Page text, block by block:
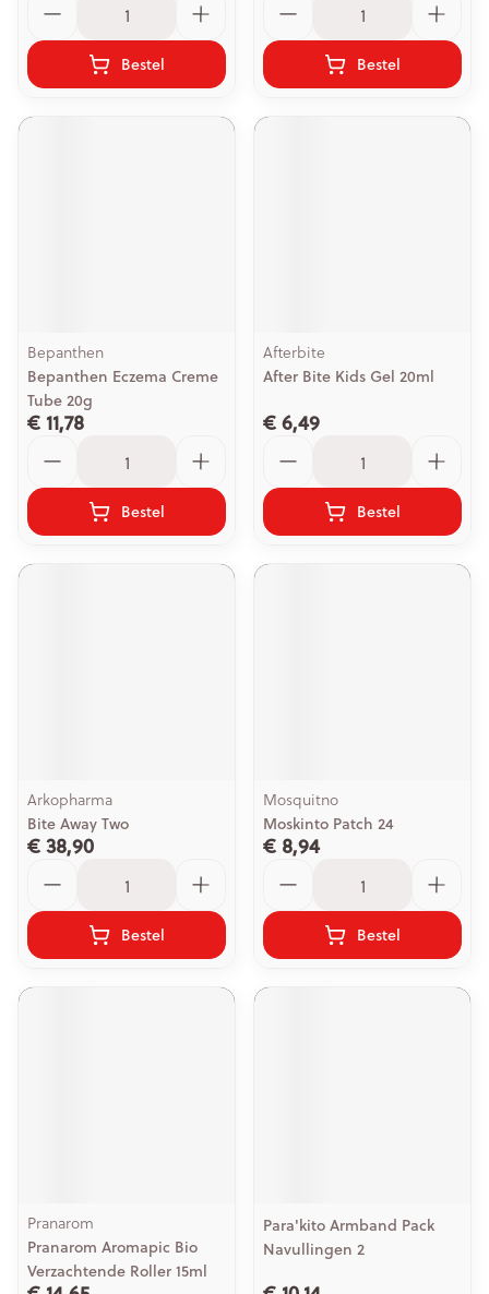
Bestel Bestel
Bepanthen
Bepanthen Eczema Creme
Tube 20g
€ 11,78
Bestel
Afterbite
After Bite Kids Gel 20ml
€ 6,49
Bestel
Arkopharma
Bite Away Two
€ 38,90
Bestel
Mosquitno
Moskinto Patch 24
€ 8,94
Bestel
Pranarom
Pranarom Aromapic Bio
Verzachtende Roller 15ml
Para'kito Armband Pack
Navullingen 2